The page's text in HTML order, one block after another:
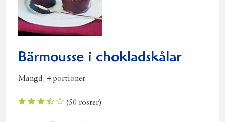
Bärmousse i chokladskålar
Mängd: 4 portioner
(50 röster)